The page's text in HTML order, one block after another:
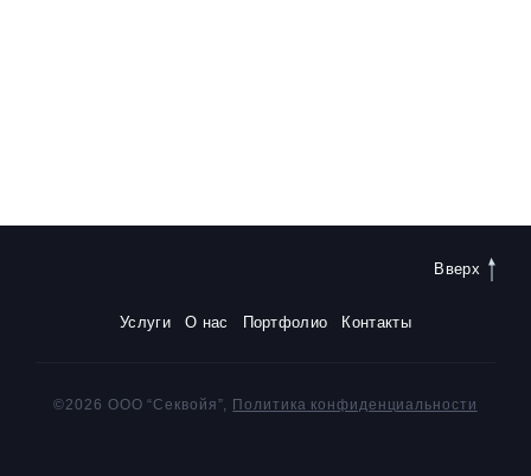
Услуги О нас Портфолио Контакты
Вверх
©2026 ООО “Секвойя”, Политика конфиденциальности